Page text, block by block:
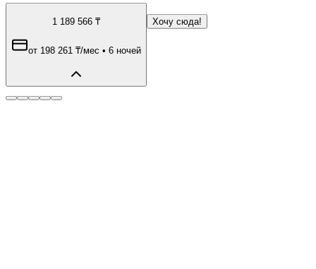
1 189 566 ₸
от 198 261 ₸/мес • 6 ночей
Хочу сюда!